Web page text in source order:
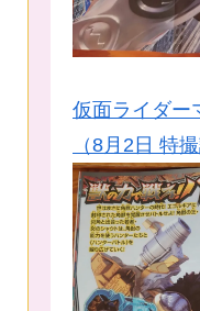
仮面ライダー
（8月2日 特